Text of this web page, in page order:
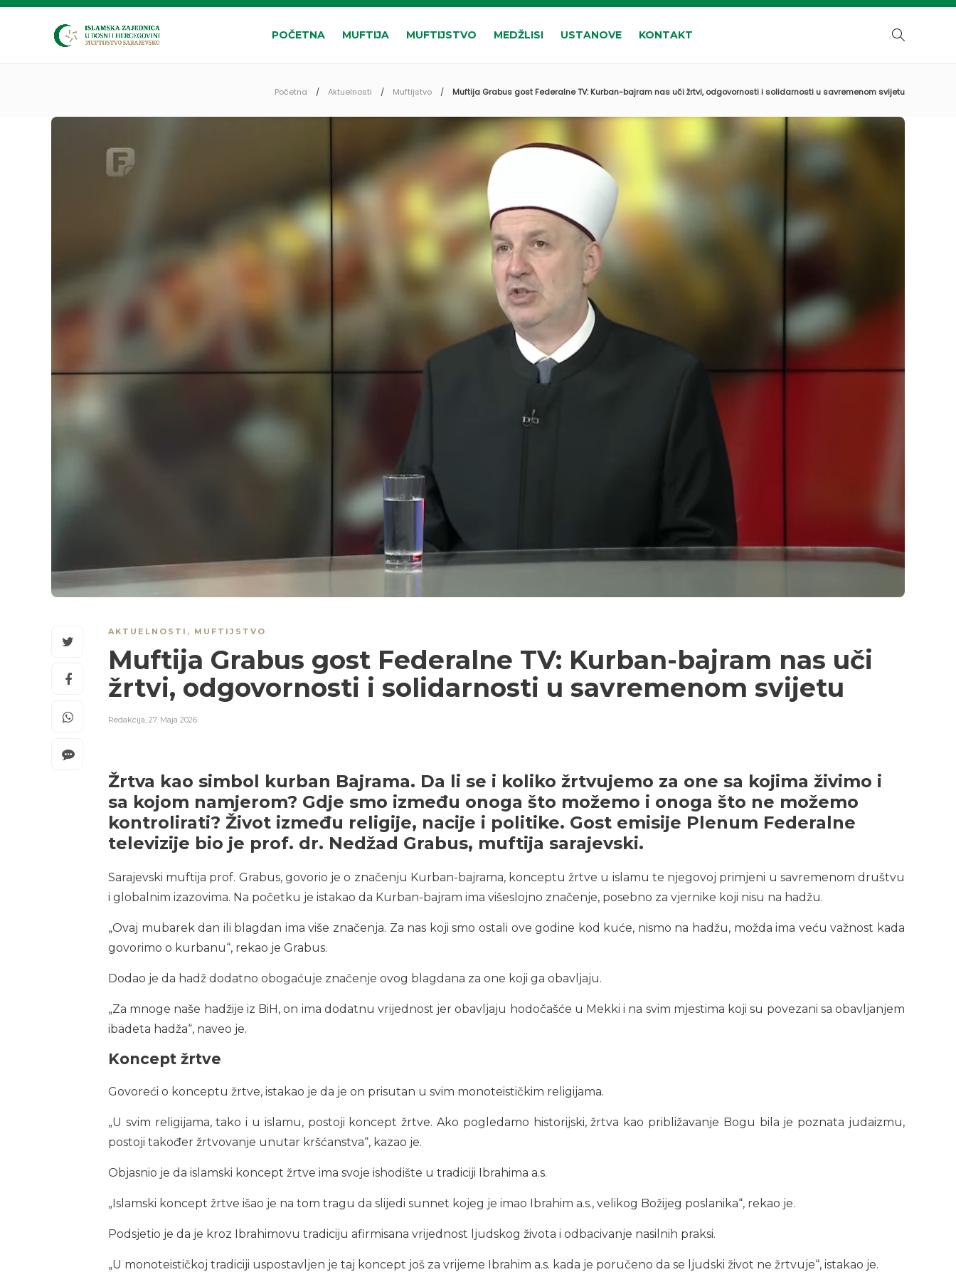
POČETNA MUFTIJA MUFTIJSTVO MEDŽLISI USTANOVE KONTAKT
Početna Aktuelnosti Muftijstvo Muftija Grabus gost Federalne TV: Kurban-bajram nas uči žrtvi, odgovornosti i solidarnosti u savremenom svijetu
AKTUELNOSTI , MUFTIJSTVO
Muftija Grabus gost Federalne TV: Kurban-bajram nas uči
žrtvi, odgovornosti i solidarnosti u savremenom svijetu
Redakcija, 27. Maja 2026.
Žrtva kao simbol kurban Bajrama. Da li se i koliko žrtvujemo za one sa kojima živimo i
sa kojom namjerom? Gdje smo između onoga što možemo i onoga što ne možemo
kontrolirati? Život između religije, nacije i politike. Gost emisije Plenum Federalne
televizije bio je prof. dr. Nedžad Grabus, muftija sarajevski.
Sarajevski muftija prof. Grabus, govorio je o značenju Kurban-bajrama, konceptu žrtve u islamu te njegovoj primjeni u savremenom društvu
i globalnim izazovima. Na početku je istakao da Kurban-bajram ima višeslojno značenje, posebno za vjernike koji nisu na hadžu.
„Ovaj mubarek dan ili blagdan ima više značenja. Za nas koji smo ostali ove godine kod kuće, nismo na hadžu, možda ima veću važnost kada
govorimo o kurbanu“, rekao je Grabus.
Dodao je da hadž dodatno obogaćuje značenje ovog blagdana za one koji ga obavljaju.
„Za mnoge naše hadžije iz BiH, on ima dodatnu vrijednost jer obavljaju hodočašće u Mekki i na svim mjestima koji su povezani sa obavljanjem
ibadeta hadža“, naveo je.
Koncept žrtve
Govoreći o konceptu žrtve, istakao je da je on prisutan u svim monoteističkim religijama.
„U svim religijama, tako i u islamu, postoji koncept žrtve. Ako pogledamo historijski, žrtva kao približavanje Bogu bila je poznata judaizmu,
postoji također žrtvovanje unutar kršćanstva“, kazao je.
Objasnio je da islamski koncept žrtve ima svoje ishodište u tradiciji Ibrahima a.s.
„Islamski koncept žrtve išao je na tom tragu da slijedi sunnet kojeg je imao Ibrahim a.s., velikog Božijeg poslanika“, rekao je.
Podsjetio je da je kroz Ibrahimovu tradiciju afirmisana vrijednost ljudskog života i odbacivanje nasilnih praksi.
„U monoteističkoj tradiciji uspostavljen je taj koncept još za vrijeme Ibrahim a.s. kada je poručeno da se ljudski život ne žrtvuje“, istakao je.